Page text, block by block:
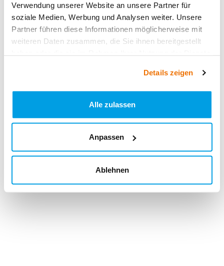
Verwendung unserer Website an unsere Partner für
soziale Medien, Werbung und Analysen weiter. Unsere
Partner führen diese Informationen möglicherweise mit
weiteren Daten zusammen, die Sie ihnen bereitgestellt
Details zeigen
Alle zulassen
Anpassen
Ablehnen